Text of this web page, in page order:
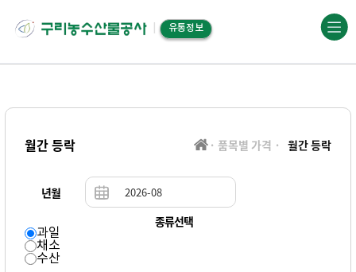
유통정보
월간 등락 · 품목별 가격 · 월간 등락
년월
종류선택
과일
채소
수산